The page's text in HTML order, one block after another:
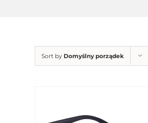
Sort by Domyślny porządek